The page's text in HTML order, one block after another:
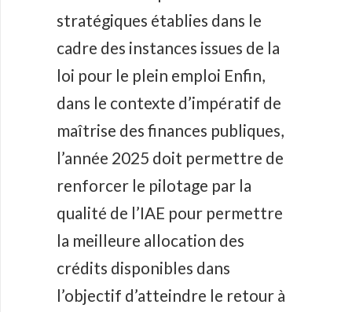
stratégiques établies dans le
cadre des instances issues de la
loi pour le plein emploi Enfin,
dans le contexte d’impératif de
maîtrise des finances publiques,
l’année 2025 doit permettre de
renforcer le pilotage par la
qualité de l’IAE pour permettre
la meilleure allocation des
crédits disponibles dans
l’objectif d’atteindre le retour à